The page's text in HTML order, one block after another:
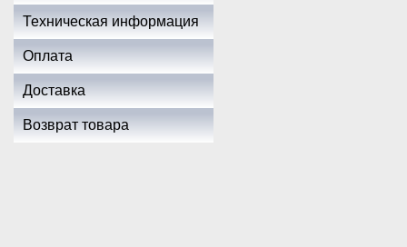
Техническая информация
Оплата
Доставка
Возврат товара